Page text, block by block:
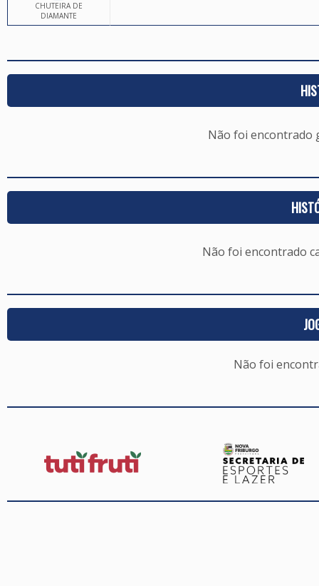
CHUTEIRA DE
DIAMANTE
Não foi encontrado
Não foi encontrado
Não foi